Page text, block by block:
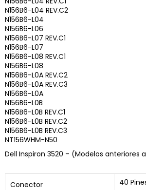
N156B6-L04 REV.C2
N156B6-L04
N156B6-L06
N156B6-L07 REV.C1
N156B6-L07
N156B6-L08 REV.C1
N156B6-L08
N156B6-L0A REV.C2
N156B6-L0A REV.C3
N156B6-L0A
N156B6-L0B
N156B6-L0B REV.C1
N156B6-L0B REV.C2
N156B6-L0B REV.C3
NT156WHM-N50
Dell Inspiron 3520 – (Modelos anteriores
Conector 40